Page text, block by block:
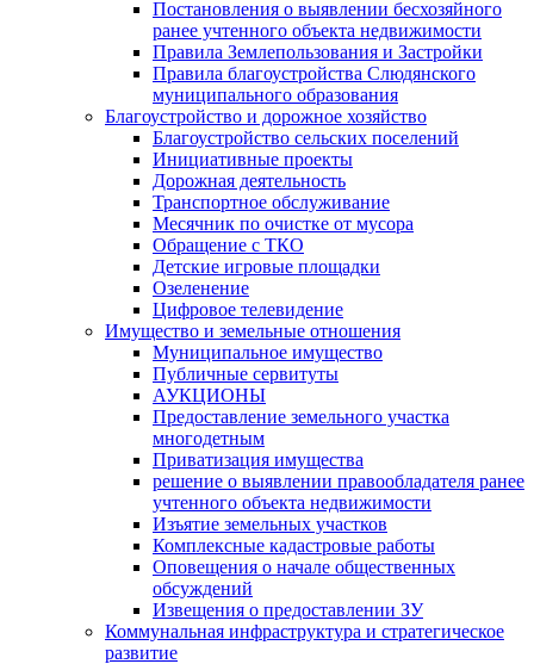
Постановления о выявлении бесхозяйного
ранее учтенного объекта недвижимости
Правила Землепользования и Застройки
Правила благоустройства Слюдянского
муниципального образования
Благоустройство и дорожное хозяйство
Благоустройство сельских поселений
Инициативные проекты
Дорожная деятельность
Транспортное обслуживание
Месячник по очистке от мусора
Обращение с ТКО
Детские игровые площадки
Озеленение
Цифровое телевидение
Имущество и земельные отношения
Муниципальное имущество
Публичные сервитуты
АУКЦИОНЫ
Предоставление земельного участка
многодетным
Приватизация имущества
решение о выявлении правообладателя ранее
учтенного объекта недвижимости
Изъятие земельных участков
Комплексные кадастровые работы
Оповещения о начале общественных
обсуждений
Извещения о предоставлении ЗУ
Коммунальная инфраструктура и стратегическое
развитие